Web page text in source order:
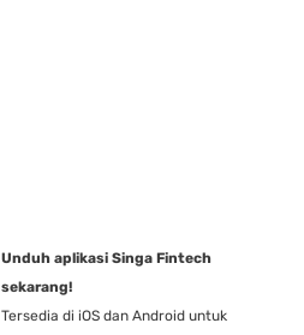
Unduh aplikasi Singa Fintech
sekarang!
Tersedia di iOS dan Android untuk